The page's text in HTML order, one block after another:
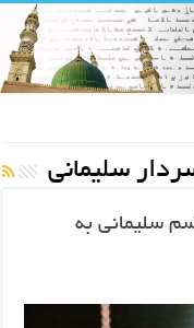
سلیمانی
سلیمانی به